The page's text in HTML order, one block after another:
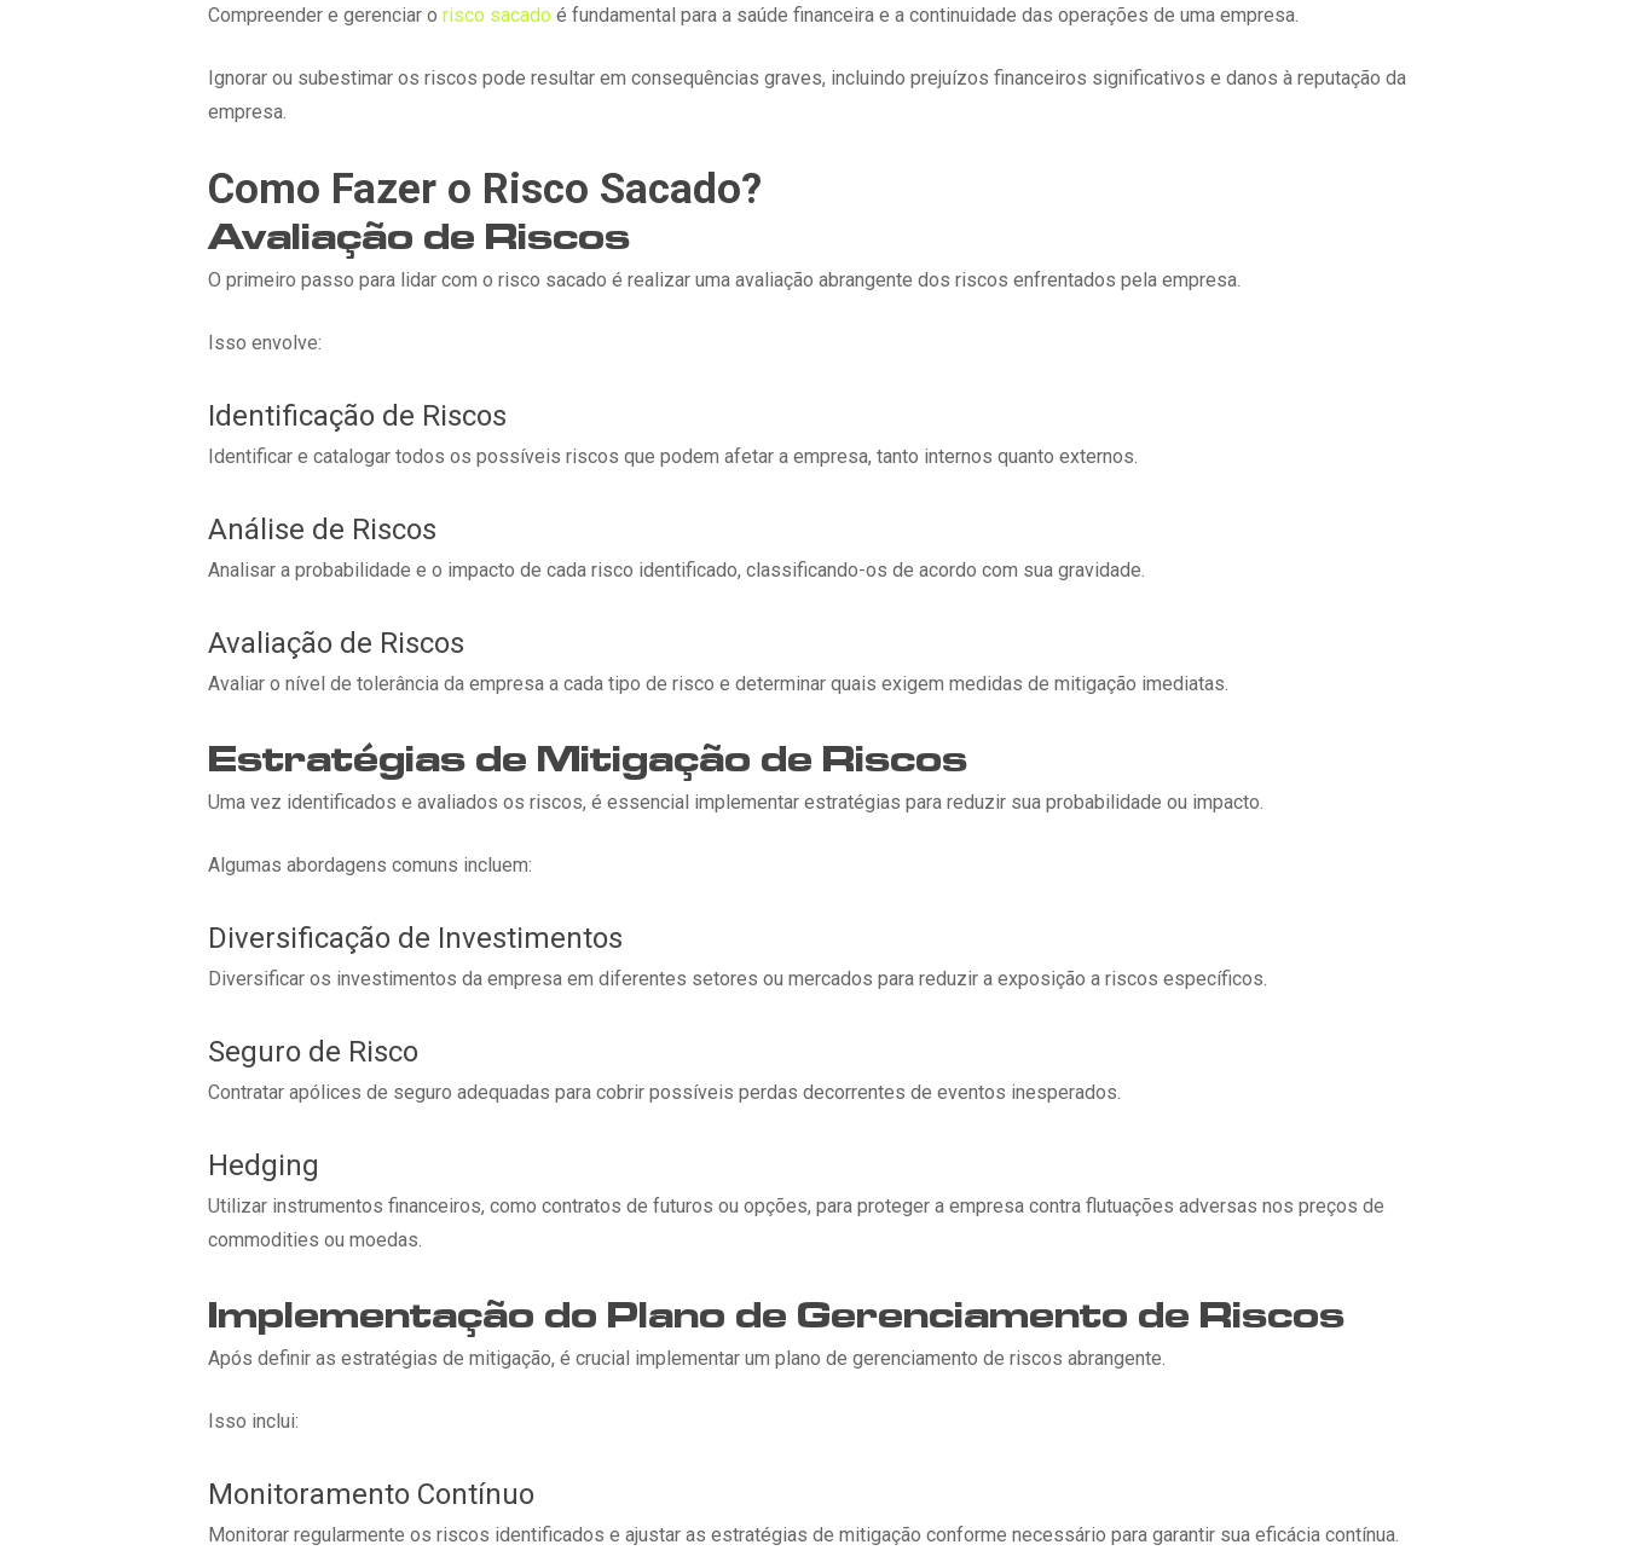
Compreender e gerenciar orisco sacado é fundamental para a saúde financeira e a continuidade das operações de uma empresa.
Ignorar ou subestimar os riscos pode resultar em consequências graves, incluindo prejuízos financeiros significativos e danos à reputação da
empresa.
Como Fazer o Risco Sacado?
Avaliação de Riscos
O primeiro passo para lidar com o risco sacado é realizar uma avaliação abrangente dos riscos enfrentados pela empresa.
Isso envolve:
Identificação de Riscos
Identificar e catalogar todos os possíveis riscos que podem afetar a empresa, tanto internos quanto externos.
Análise de Riscos
Analisar a probabilidade e o impacto de cada risco identificado, classificando-os de acordo com sua gravidade.
Avaliação de Riscos
Avaliar o nível de tolerância da empresa a cada tipo de risco e determinar quais exigem medidas de mitigação imediatas.
Estratégias de Mitigação de Riscos
Uma vez identificados e avaliados os riscos, é essencial implementar estratégias para reduzir sua probabilidade ou impacto.
Algumas abordagens comuns incluem:
Diversificação de Investimentos
Diversificar os investimentos da empresa em diferentes setores ou mercados para reduzir a exposição a riscos específicos.
Seguro de Risco
Contratar apólices de seguro adequadas para cobrir possíveis perdas decorrentes de eventos inesperados.
Hedging
Utilizar instrumentos financeiros, como contratos de futuros ou opções, para proteger a empresa contra flutuações adversas nos preços de
commodities ou moedas.
Implementação do Plano de Gerenciamento de Riscos
Após definir as estratégias de mitigação, é crucial implementar um plano de gerenciamento de riscos abrangente.
Isso inclui:
Monitoramento Contínuo
Monitorar regularmente os riscos identificados e ajustar as estratégias de mitigação conforme necessário para garantir sua eficácia contínua.